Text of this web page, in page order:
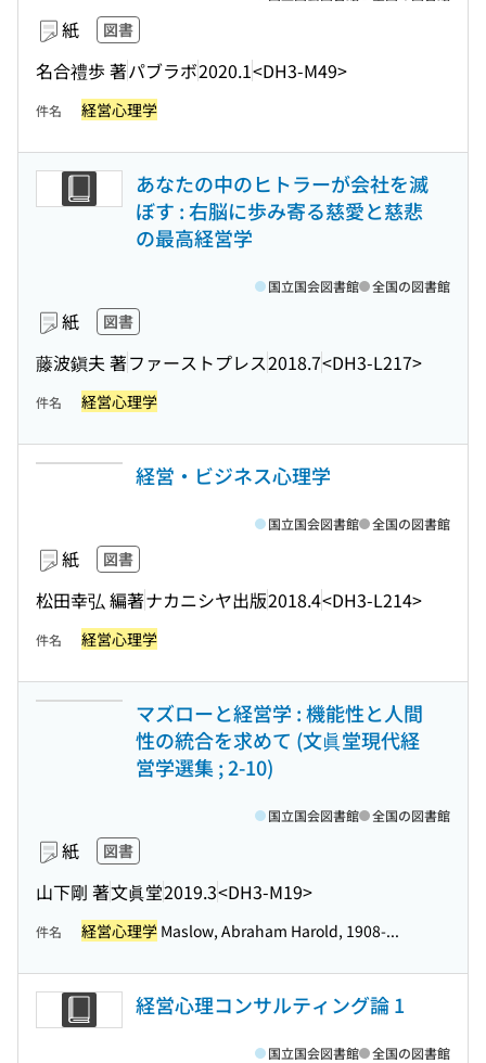
紙 図書
名合禮歩 著パブラボ2020.1<DH3-M49>
件名 経営心理学
あなたの中のヒトラーが会社を滅
ぼす : 右脳に歩み寄る慈愛と慈悲
の最高経営学
紙 図書
藤波鎭夫 著ファーストプレス2018.7<DH3-L217>
国立国会図書館 全国の図書館
件名 経営心理学
経営・ビジネス心理学
紙 図書
松田幸弘 編著ナカニシヤ出版2018.4<DH3-L214>
国立国会図書館 全国の図書館
件名 経営心理学
マズローと経営学 : 機能性と人間
性の統合を求めて (文眞堂現代経
営学選集 ; 2-10)
紙 図書
山下剛 著文眞堂2019.3<DH3-M19>
国立国会図書館 全国の図書館
件名 経営心理学 Maslow, Abraham Harold, 1908-...
経営心理コンサルティング論 1
国立国会図書館 全国の図書館